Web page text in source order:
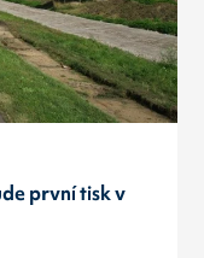
první tisk v